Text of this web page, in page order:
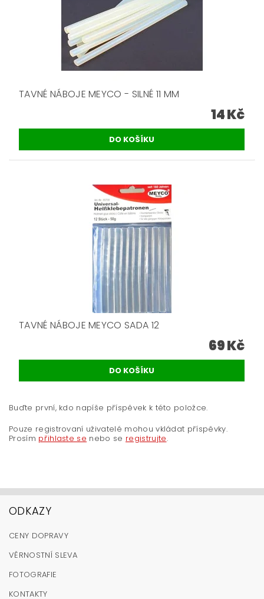
TAVNÉ NÁBOJE MEYCO - SILNÉ 11 MM
14 Kč
TAVNÉ NÁBOJE MEYCO SADA 12
69 Kč
Buďte první, kdo napíše příspěvek k této položce.
Pouze registrovaní uživatelé mohou vkládat příspěvky.
Prosím přihlaste se nebo se registrujte.
ODKAZY
CENY DOPRAVY
VĚRNOSTNÍ SLEVA
FOTOGRAFIE
KONTAKTY